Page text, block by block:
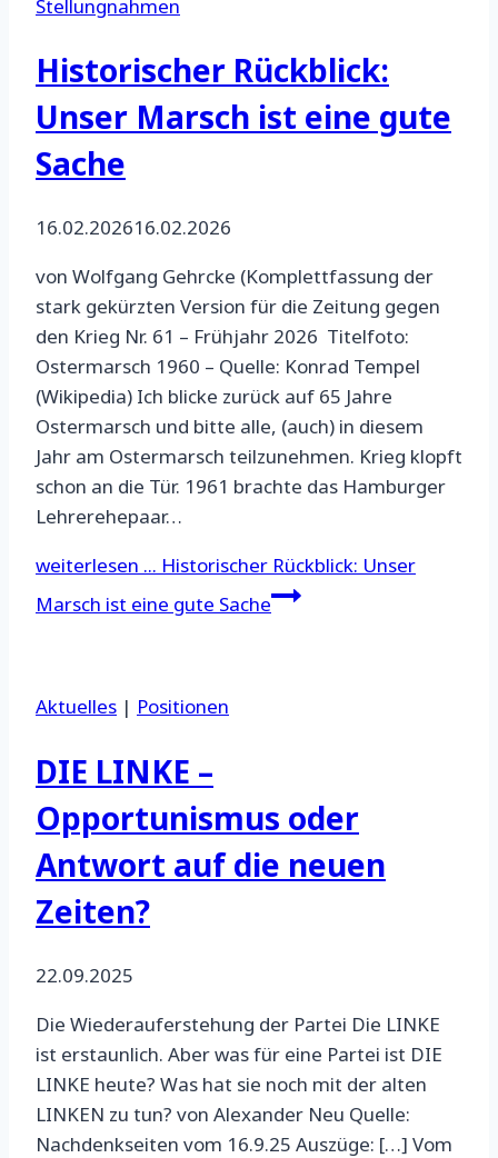
Stellungnahmen
Historischer Rückblick:
Unser Marsch ist eine gute
Sache
16.02.202616.02.2026
von Wolfgang Gehrcke (Komplettfassung der
stark gekürzten Version für die Zeitung gegen
den Krieg Nr. 61 – Frühjahr 2026 Titelfoto:
Ostermarsch 1960 – Quelle: Konrad Tempel
(Wikipedia) Ich blicke zurück auf 65 Jahre
Ostermarsch und bitte alle, (auch) in diesem
Jahr am Ostermarsch teilzunehmen. Krieg klopft
schon an die Tür. 1961 brachte das Hamburger
Lehrerehepaar…
weiterlesen ... Historischer Rückblick: Unser
Marsch ist eine gute Sache
Aktuelles | Positionen
DIE LINKE –
Opportunismus oder
Antwort auf die neuen
Zeiten?
22.09.2025
Die Wiederauferstehung der Partei Die LINKE
ist erstaunlich. Aber was für eine Partei ist DIE
LINKE heute? Was hat sie noch mit der alten
LINKEN zu tun? von Alexander Neu Quelle:
Nachdenkseiten vom 16.9.25 Auszüge: […] Vom